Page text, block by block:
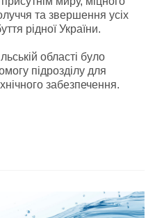
та звершення усіх
рідної України.
області було
підрозділу для
забезпечення.